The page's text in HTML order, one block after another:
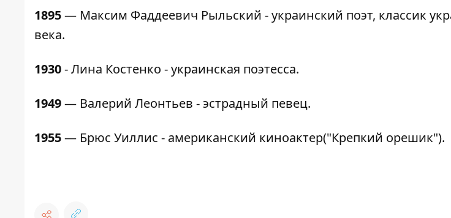
1895— Максим Фаддеевич Рыльский - украинский поэт, классик
века.
1930- Лина Костенко - украинская поэтесса.
1949— Валерий Леонтьев - эстрадный певец.
1955— Брюс Уиллис - американский киноактер("Крепкий орешик").